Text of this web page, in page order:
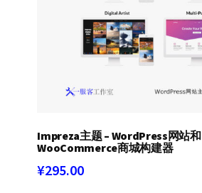
Impreza主题 – WordPress网站和
WooCommerce商城构建器
¥295.00